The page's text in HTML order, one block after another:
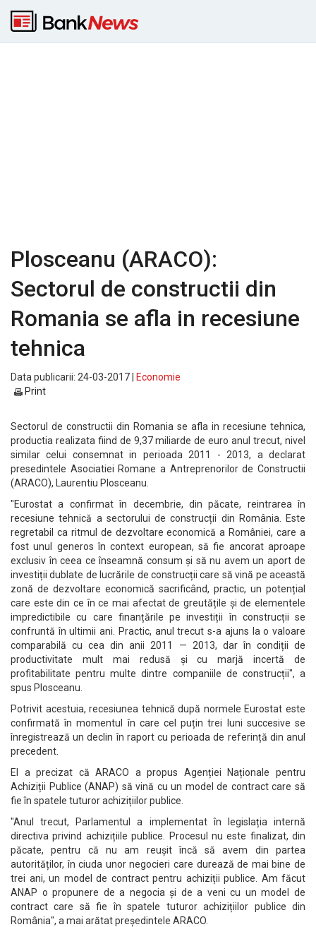
Plosceanu (ARACO):
Sectorul de constructii din
Romania se afla in recesiune
tehnica
Data publicarii: 24-03-2017 |
Economie
Print
Sectorul de constructii din Romania se afla in recesiune tehnica,
productia realizata fiind de 9,37 miliarde de euro anul trecut, nivel
similar celui consemnat in perioada 2011 - 2013, a declarat
presedintele Asociatiei Romane a Antreprenorilor de Constructii
(ARACO), Laurentiu Plosceanu.
"Eurostat a confirmat în decembrie, din păcate, reintrarea în
recesiune tehnică a sectorului de construcții din România. Este
regretabil ca ritmul de dezvoltare economică a României, care a
fost unul generos în context european, să fie ancorat aproape
exclusiv în ceea ce înseamnă consum și să nu avem un aport de
investiții dublate de lucrările de construcții care să vină pe această
zonă de dezvoltare economică sacrificând, practic, un potențial
care este din ce în ce mai afectat de greutățile și de elementele
impredictibile cu care finanțările pe investiții în construcții se
confruntă în ultimii ani. Practic, anul trecut s-a ajuns la o valoare
comparabilă cu cea din anii 2011 — 2013, dar în condiții de
productivitate mult mai redusă și cu marjă incertă de
profitabilitate pentru multe dintre companiile de construcții", a
spus Plosceanu.
Potrivit acestuia, recesiunea tehnică după normele Eurostat este
confirmată în momentul în care cel puțin trei luni succesive se
înregistrează un declin în raport cu perioada de referință din anul
precedent.
El a precizat că ARACO a propus Agenției Naționale pentru
Achiziții Publice (ANAP) să vină cu un model de contract care să
fie în spatele tuturor achizițiilor publice.
"Anul trecut, Parlamentul a implementat în legislația internă
directiva privind achizițiile publice. Procesul nu este finalizat, din
păcate, pentru că nu am reușit încă să avem din partea
autorităților, în ciuda unor negocieri care durează de mai bine de
trei ani, un model de contract pentru achiziții publice. Am făcut
ANAP o propunere de a negocia și de a veni cu un model de
contract care să fie în spatele tuturor achizițiilor publice din
România", a mai arătat președintele ARACO.